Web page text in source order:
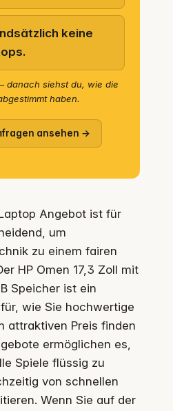
keine
haben.
ansehen →
Angebot ist für
um
zu einem fairen
HP Omen 17,3 Zoll mit
Speicher ist ein
wie Sie hochwertige
attraktiven Preis finden
ermöglichen es,
Spiele flüssig zu
von schnellen
Wenn Sie auf der